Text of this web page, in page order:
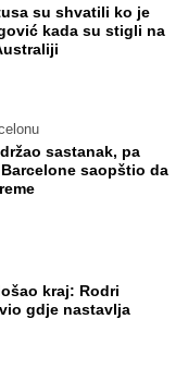
su shvatili ko je
kada su stigli na
sastanak, pa
saopštio da
kraj: Rodri
gdje nastavlja